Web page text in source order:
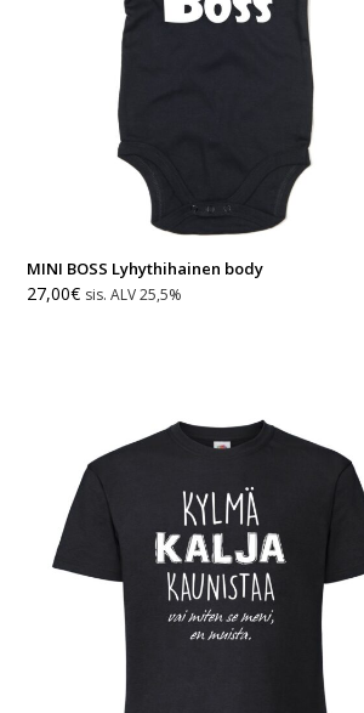
MINI BOSS Lyhythihainen body
27,00€ sis. ALV 25,5%